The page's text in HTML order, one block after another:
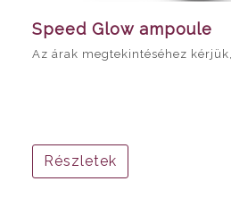
Speed Glow ampoule
Az árak megtekintéséhez kérjük,
Részletek